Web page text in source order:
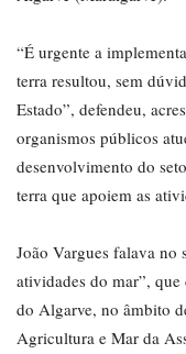
“É urgente a
terra resultou, sem
Estado”, defendeu,
organismos públicos
desenvolvimento do
terra que apoiem as
João Vargues falava no
atividades do mar”,
do Algarve, no âmbito
Agricultura e Mar da